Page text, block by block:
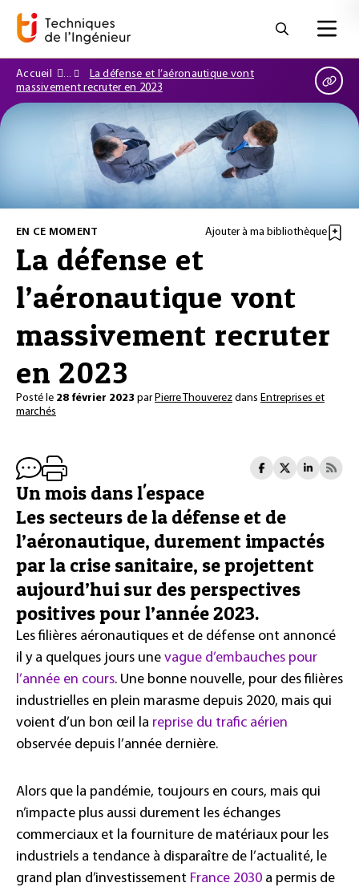
Accueil
La défense et l’aéronautique vont
massivement recruter en 2023
EN CE MOMENT Ajouter à ma bibliothèque
La défense et
l’aéronautique vont
massivement recruter
en 2023
Posté le 28 février 2023 par Pierre Thouverez dans Entreprises et
marchés
Un mois dans l'espace
Les secteurs de la défense et de
l’aéronautique, durement impactés
par la crise sanitaire, se projettent
aujourd’hui sur des perspectives
positives pour l’année 2023.
Les filières aéronautiques et de défense ont annoncé
il y a quelques jours une vague d’embauches pour
l’année en cours. Une bonne nouvelle, pour des filières
industrielles en plein marasme depuis 2020, mais qui
voient d’un bon œil la reprise du trafic aérien
observée depuis l’année dernière.
Alors que la pandémie, toujours en cours, mais qui
n’impacte plus aussi durement les échanges
commerciaux et la fourniture de matériaux pour les
industriels a tendance à disparaître de l’actualité, le
grand plan d’investissement France 2030 a permis de